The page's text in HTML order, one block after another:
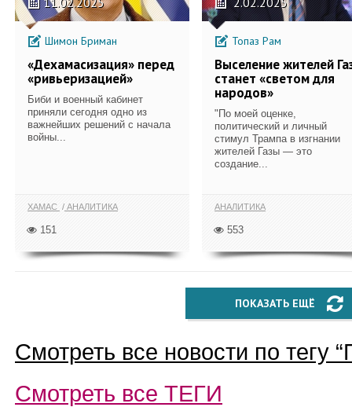
Шимон Бриман
«Дехамасизация» перед
«ривьеризацией»
Биби и военный кабинет
приняли сегодня одно из
важнейших решений с начала
войны...
ХАМАС АНАЛИТИКА
151
Топаз Рам
Выселение жителей
станет «светом для
народов»
"По моей оценке,
политический и личный
стимул Трампа в изгнании
жителей Газы — это
создание...
АНАЛИТИКА
553
ПОКАЗАТЬ ЕЩЁ
Смотреть все новости по тегу “
Смотреть все ТЕГИ